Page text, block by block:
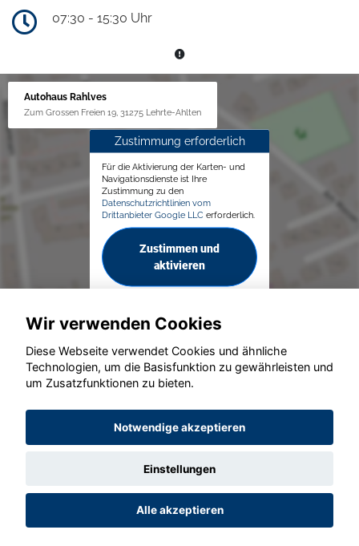
07:30 - 15:30 Uhr
Autohaus Rahlves
Zum Grossen Freien 19, 31275 Lehrte-Ahlten
Zustimmung erforderlich
Für die Aktivierung der Karten- und
Navigationsdienste ist Ihre
Zustimmung zu den
Datenschutzrichtlinien vom
Drittanbieter Google LLC erforderlich.
Zustimmen und
aktivieren
© konjunkturmotor.de GmbH 2020 - 2026
Wir verwenden Cookies
Diese Webseite verwendet Cookies und ähnliche
Technologien, um die Basisfunktion zu gewährleisten und
um Zusatzfunktionen zu bieten.
Notwendige akzeptieren
Einstellungen
Alle akzeptieren